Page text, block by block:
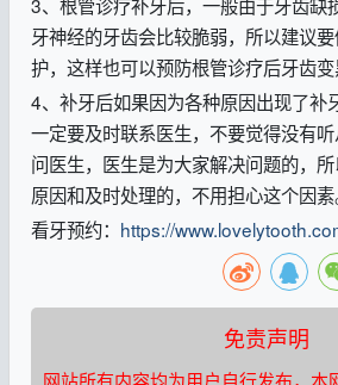
牙神经的牙齿会比较脆弱，所以建议
护，这样也可以预防根管诊疗后牙齿变
4、补牙后如果因为各种原因出现了补
一定要及时联系医生，不要觉得没有
问医生，医生是为大家解决问题的，
原因和及时处理的，不用担心这个因素
看牙预约： https://
免责声明
网站所有内容均为用户自行发布，本